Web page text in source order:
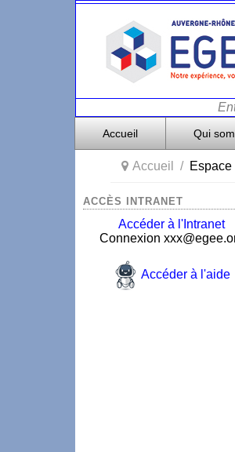
Accueil Qui
Accueil
ACCÈS INTRANET
Accéder à l'Intranet
Connexion
Accéder à l'aide